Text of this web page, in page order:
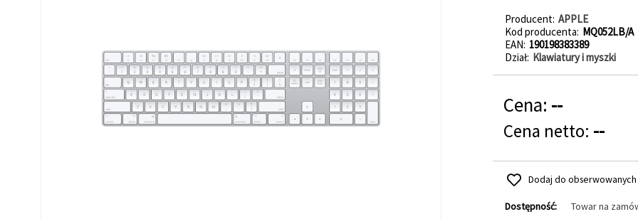
Producent APPLE
Kod producenta MQ052LB/A
EAN 190198383389
Dział Klawiatury i myszki
Cena: --
Cena netto: --
Dodaj do obserwowanych
Dostępność: Towar na